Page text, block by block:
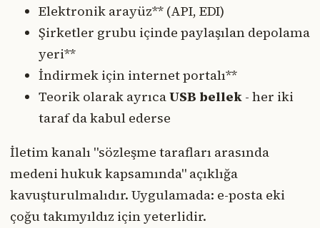
Elektronik arayüz** (API, EDI)
Şirketler grubu içinde paylaşılan depolama
yeri**
İndirmek için internet portalı**
Teorik olarak ayrıcaUSB bellek - her iki
taraf da kabul ederse
İletim kanalı "sözleşme tarafları arasında
medeni hukuk kapsamında" açıklığa
kavuşturulmalıdır. Uygulamada: e-posta eki
çoğu takımyıldız için yeterlidir.